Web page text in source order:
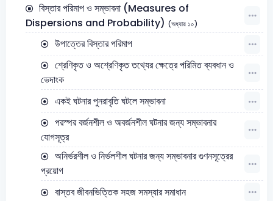
বিস্তার পরিমাপ ও সম্ভাবনা (Measures of
Dispersions and Probability) (অধ্যায় ১০)
উপাত্তের বিস্তার পরিমাপ
শ্রেণিকৃত ও অশ্রেণিকৃত তথ্যের ক্ষেত্রে পরিমিত ব্যবধান ও
ভেদাংক
একই ঘটনার পুনরাবৃতি ঘটলে সম্ভাবনা
পরস্পর বর্জনশীল ও অবর্জনশীল ঘটনার জন্য সম্ভাবনার
যোগসূত্র
অনির্ভরশীল ও নির্ভলশীল ঘটনার জন্য সম্ভাবনার গুণনসূত্রের
প্রয়োগ
বাস্তব জীবনভিত্তিক সহজ সমস্যার সমাধান